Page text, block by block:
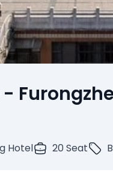
Hotel 20 Seat